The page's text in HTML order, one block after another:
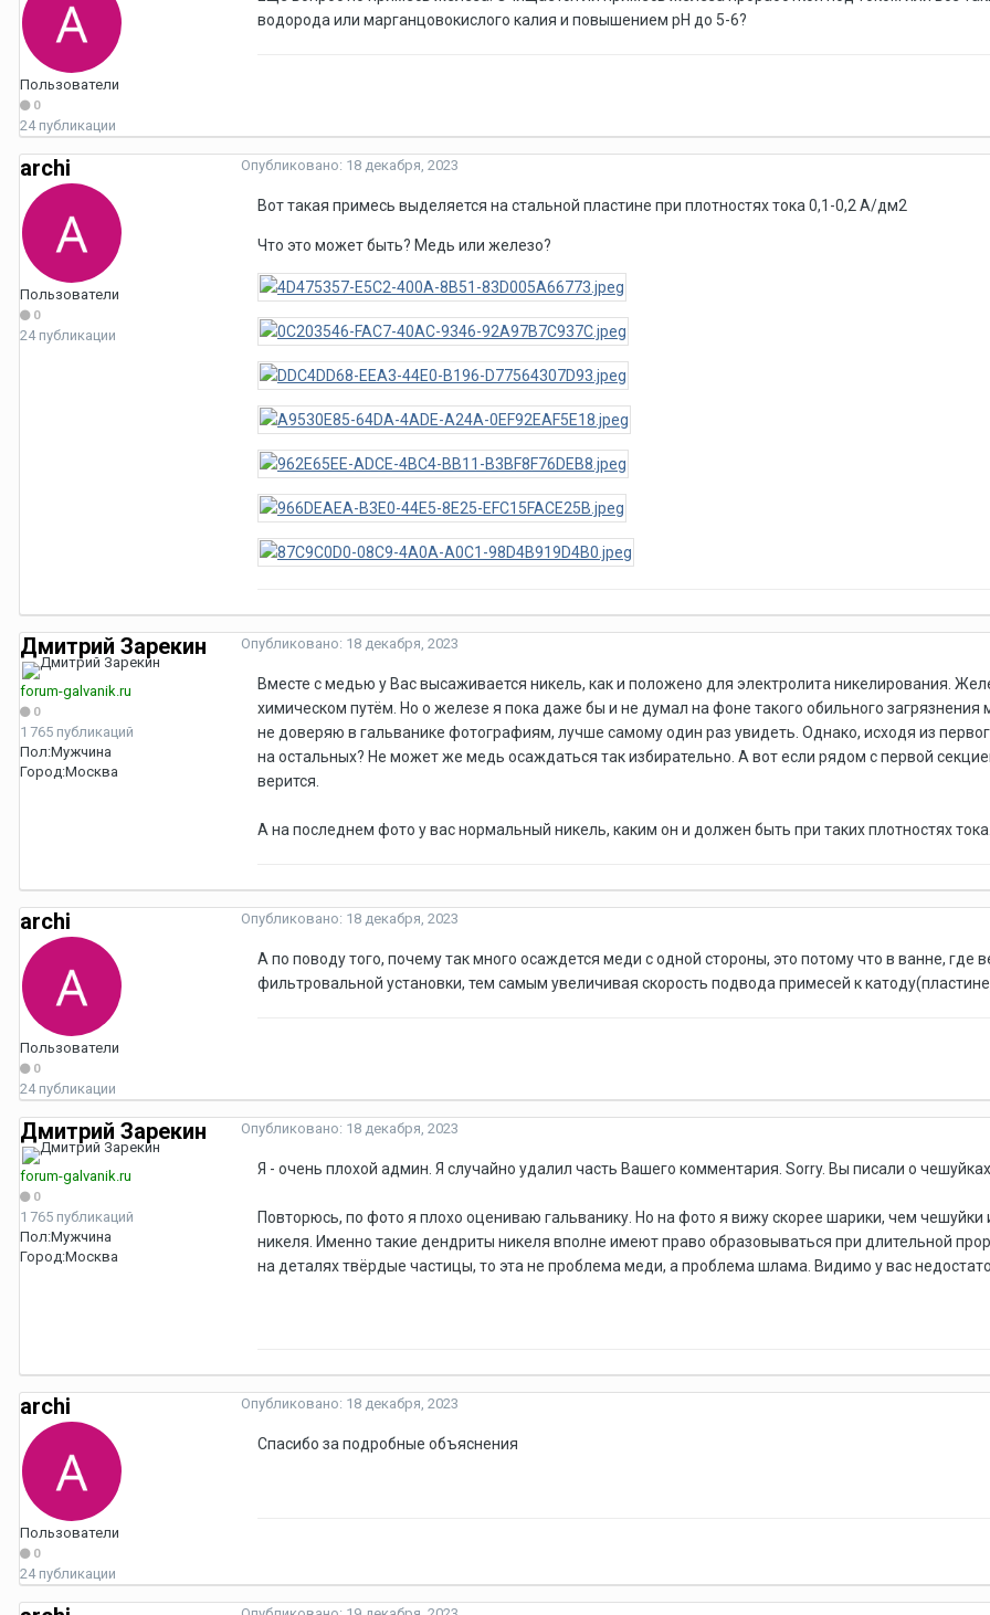
Пользователи
0
24 публикации
водорода или марганцовокислого калия и повышением pH до 5-6?
archi
Пользователи
0
24 публикации
Опубликовано: 18 декабря, 2023
Вот такая примесь выделяется на стальной пластине при плотностях тока 0,1-0,2 А/дм2
Что это может быть? Медь или железо?
Дмитрий Зарекин
forum-galvanik.ru
0
1 765 публикаций
Пол:Мужчина
Город:Москва
Опубликовано: 18 декабря, 2023
Вместе с медью у Вас высаживается никель, как и положено для электролита никелирования.
химическом путём. Но о железе я пока даже бы и не думал на фоне такого обильного
не доверяю в гальванике фотографиям, лучше самому один раз увидеть. Однако, исходя из
на остальных? Не может же медь осаждаться так избирательно. А вот если рядом с первой
верится.
А на последнем фото у вас нормальный никель, каким он и должен быть при таких плотностях
archi
Пользователи
0
24 публикации
Опубликовано: 18 декабря, 2023
А по поводу того, почему так много осаждется меди с одной стороны, это потому что в ванне, где
фильтровальной установки, тем самым увеличивая скорость подвода примесей к
Дмитрий Зарекин
forum-galvanik.ru
0
1 765 публикаций
Пол:Мужчина
Город:Москва
Опубликовано: 18 декабря, 2023
Я - очень плохой админ. Я случайно удалил часть Вашего комментария. Sorry. Вы писали о
Повторюсь, по фото я плохо оцениваю гальванику. Но на фото я вижу скорее шарики, чем
никеля. Именно такие дендриты никеля вполне имеют право образовываться при длительной
на деталях твёрдые частицы, то эта не проблема меди, а проблема шлама. Видимо у вас
archi
Пользователи
0
24 публикации
Опубликовано: 18 декабря, 2023
Спасибо за подробные объяснения